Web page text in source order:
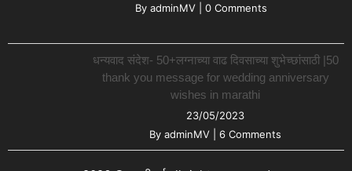
By adminMV| 0 Comments
धन्यवाद संदेश- 50+लग्नाच्या वाढ दिवसाच्या शुभेच्छांसाठी |50
thank you message for wedding anniversary
wishes in marathi
23/05/2023
By adminMV 6 Comments